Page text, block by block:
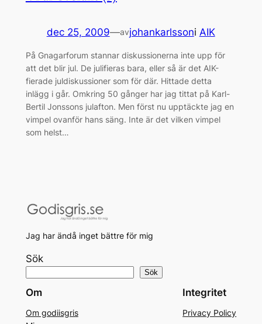
dec 25, 2009—avjohankarlssoni AIK
På Gnagarforum stannar diskussionerna inte upp för
att det blir jul. De julifieras bara, eller så är det AIK-
fierade juldiskussioner som för där. Hittade detta
inlägg i går. Omkring 50 gånger har jag tittat på Karl-
Bertil Jonssons julafton. Men först nu upptäckte jag en
vimpel ovanför hans säng. Inte är det vilken vimpel
som helst…
Jag har ändå inget bättre för mig
Sök
Sök
Om
Om godiisgris
Integritet
Privacy Policy